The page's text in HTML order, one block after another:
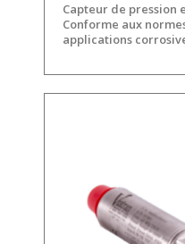
Capteur de pression
Conforme aux
applications